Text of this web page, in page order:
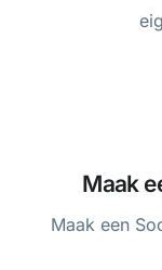
Maak
Maak een